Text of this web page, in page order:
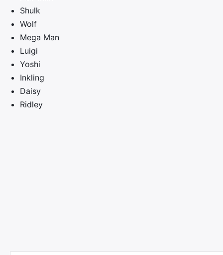
Shulk
Wolf
Mega Man
Luigi
Yoshi
Inkling
Daisy
Ridley